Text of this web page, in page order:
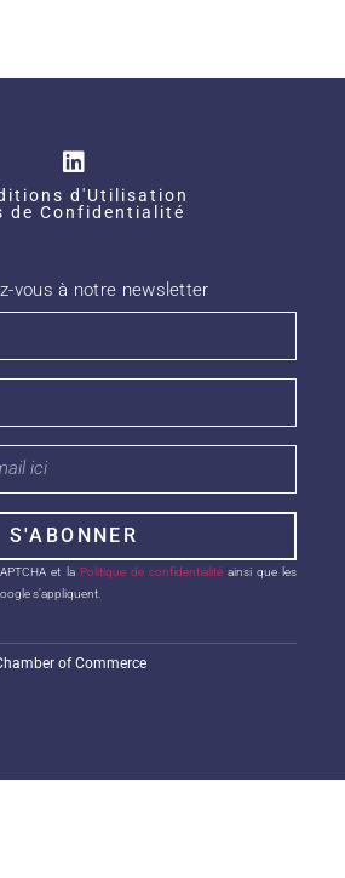
d'Utilisation
de Confidentialité
vous à notre newsletter
S'ABONNER
et la Politique de confidentialitéainsi que les
s’appliquent.
of Commerce